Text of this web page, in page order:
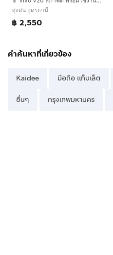
ทุ่งฝน อุดรธานี
฿ 2,550
คำค้นหาที่เกี่ยวข้อง
Kaidee มือถือ แท็บเล็ต
อื่นๆ กรุงเทพมหานคร